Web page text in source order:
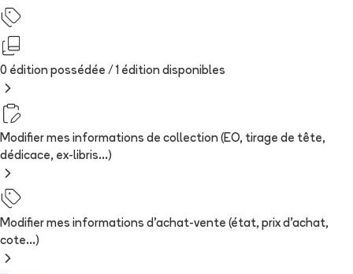
0 édition possédée / 1 édition disponibles
Modifier mes informations de collection (EO, tirage de tête,
dédicace, ex-libris...)
Modifier mes informations d'achat-vente (état, prix d'achat,
cote...)